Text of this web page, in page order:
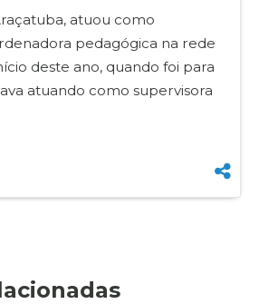
atuou como
pedagógica na rede
deste ano, quando foi para
atuando como supervisora